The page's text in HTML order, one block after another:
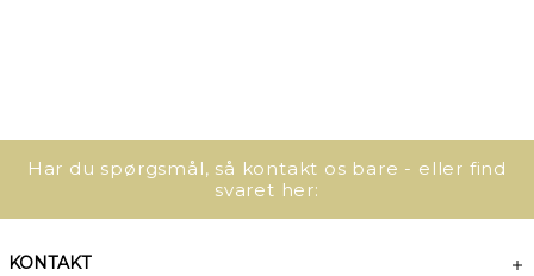
Har du spørgsmål, så kontakt os bare - eller find
svaret her:
KONTAKT